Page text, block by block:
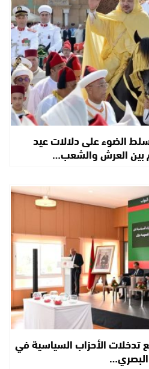
الضوء على دلالات عيد
بين العرش والشعب…
تدخلات الأحزاب السياسية في